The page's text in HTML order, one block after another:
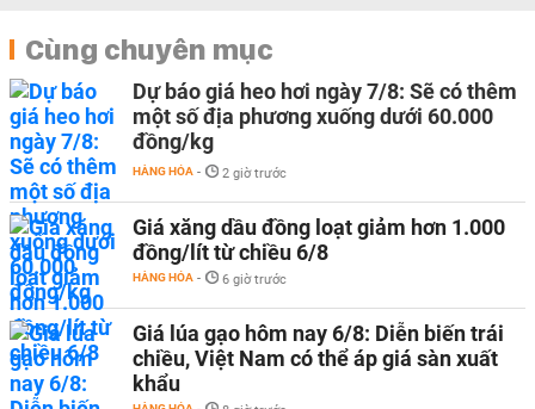
Cùng chuyên mục
Dự báo giá heo hơi ngày 7/8: Sẽ có thêm
một số địa phương xuống dưới 60.000
đồng/kg
HÀNG HÓA - 2 giờ trước
Giá xăng dầu đồng loạt giảm hơn 1.000
đồng/lít từ chiều 6/8
HÀNG HÓA - 6 giờ trước
Giá lúa gạo hôm nay 6/8: Diễn biến trái
chiều, Việt Nam có thể áp giá sàn xuất
khẩu